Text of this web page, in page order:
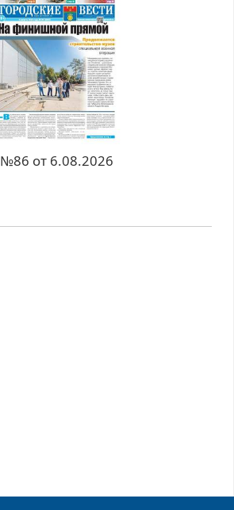
№86 от 6.08.2026